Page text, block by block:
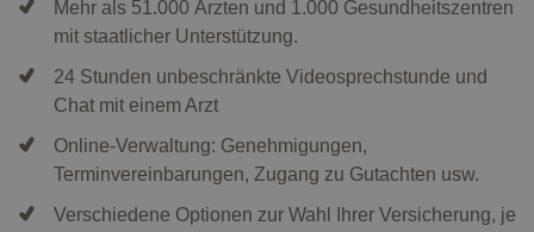
Mehr als 51.000 Ärzten und 1.000 Gesundheitszentren
mit staatlicher Unterstützung.
24 Stunden unbeschränkte Videosprechstunde und
Chat mit einem Arzt
Online-Verwaltung: Genehmigungen,
Terminvereinbarungen, Zugang zu Gutachten usw.
Verschiedene Optionen zur Wahl Ihrer Versicherung, je